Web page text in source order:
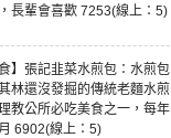
長輩會喜歡 7253(線上：5)
】張記韭菜水煎包：水煎包
林還沒發掘的傳統老麵水煎
教公所必吃美食之一，每年
6902(線上：5)